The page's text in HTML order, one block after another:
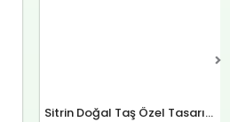
Sitrin Doğal Taş Özel Tasarım Gümüş Kolye